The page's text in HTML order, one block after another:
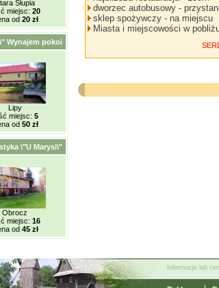
Słupia
miejsc: 20
od 20 zł
Wynajem pokoi
Lipy
miejsc: 5
od 50 zł
\"U Marysi\"
Obrocz
miejsc: 16
od 45 zł
dworzec autobusowy -
sklep spożywczy - na miejscu
Miasta i miejscowości w
Informacje lub